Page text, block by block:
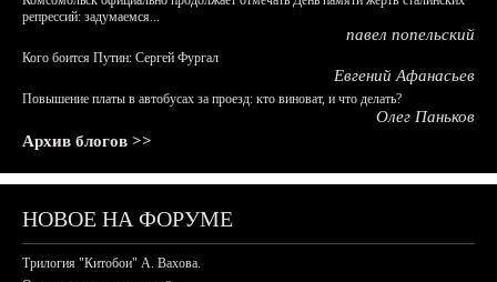
репрессий: задумаемся...
павел попельский
Кого боится Путин: Сергей Фургал
Евгений Афанасьев
Повышение платы в автобусах за проезд: кто виноват, и что делать?
Олег Паньков
Архив блогов >>
НОВОЕ НА ФОРУМЕ
Трилогия "Китобои" А. Вахова.